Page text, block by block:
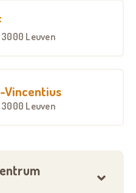
3000 Leuven
Vincentius
3000 Leuven